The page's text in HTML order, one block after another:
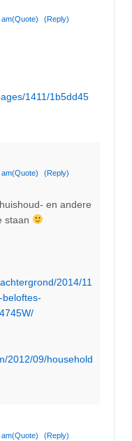
am(Quote) (Reply)
1411/1b5dd45
am(Quote) (Reply)
en andere
staan
2014/11
2012/09/household
am(Quote) (Reply)